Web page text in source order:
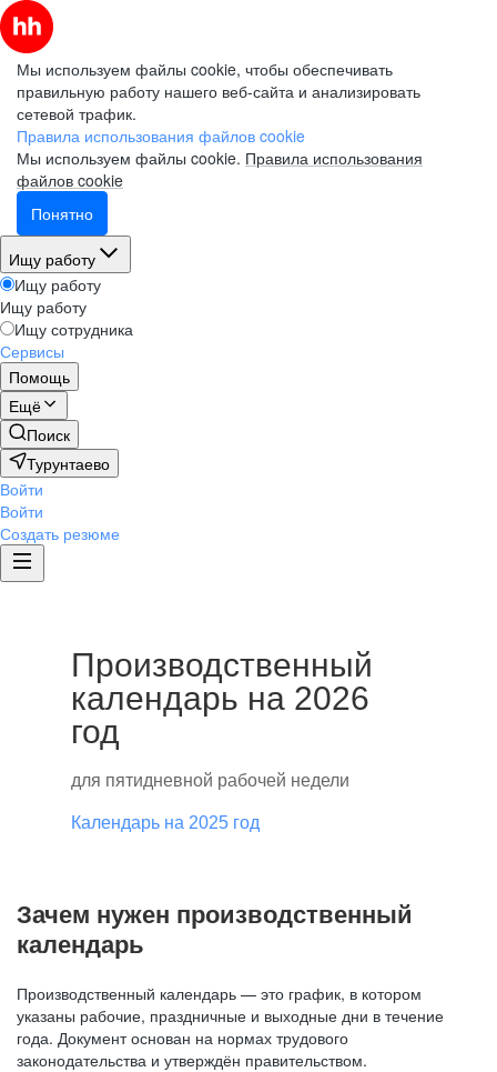
Мы используем файлы cookie, чтобы обеспечивать
правильную работу нашего веб-сайта и анализировать
сетевой трафик.
Правила использования файлов cookie
Мы используем файлы cookie. Правила использования
файлов cookie
Понятно
Ищу работу
Ищу работу
Ищу работу
Ищу сотрудника
Сервисы
Помощь
Ещё
Поиск
Турунтаево
Войти
Войти
Создать резюме
Производственный
календарь на 2026
год
для пятидневной рабочей недели
Календарь на 2025 год
Зачем нужен производственный
календарь
Производственный календарь — это график, в котором
указаны рабочие, праздничные и выходные дни в течение
года. Документ основан на нормах трудового
законодательства и утверждён правительством.